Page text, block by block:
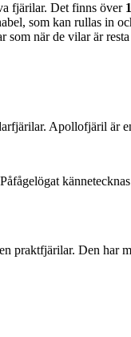
fjärilar. Det finns över
som kan rullas in
när de vilar är
Apollofjäril är
praktfjärilar. Den har